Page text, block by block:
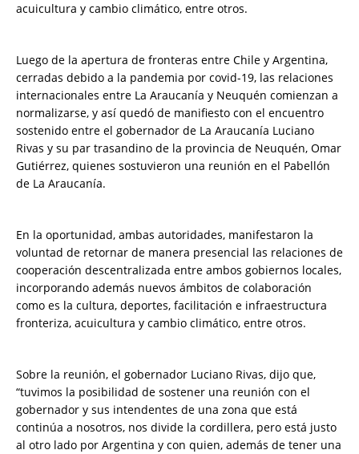
acuicultura y cambio climático, entre otros.
Luego de la apertura de fronteras entre Chile y Argentina,
cerradas debido a la pandemia por covid-19, las relaciones
internacionales entre La Araucanía y Neuquén comienzan a
normalizarse, y así quedó de manifiesto con el encuentro
sostenido entre el gobernador de La Araucanía Luciano
Rivas y su par trasandino de la provincia de Neuquén, Omar
Gutiérrez, quienes sostuvieron una reunión en el Pabellón
de La Araucanía.
En la oportunidad, ambas autoridades, manifestaron la
voluntad de retornar de manera presencial las relaciones de
cooperación descentralizada entre ambos gobiernos locales,
incorporando además nuevos ámbitos de colaboración
como es la cultura, deportes, facilitación e infraestructura
fronteriza, acuicultura y cambio climático, entre otros.
Sobre la reunión, el gobernador Luciano Rivas, dijo que,
“tuvimos la posibilidad de sostener una reunión con el
gobernador y sus intendentes de una zona que está
continúa a nosotros, nos divide la cordillera, pero está justo
al otro lado por Argentina y con quien, además de tener una